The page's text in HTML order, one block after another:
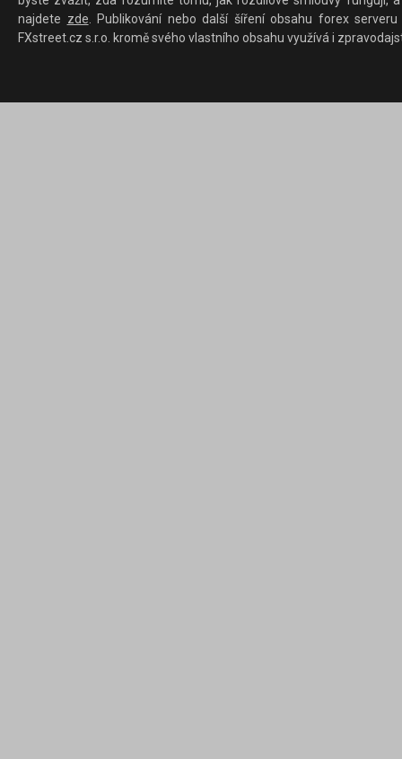
najdete zde. Publikování nebo další šíření obsahu forex
FXstreet.cz s.r.o. kromě svého vlastního obsahu využívá i